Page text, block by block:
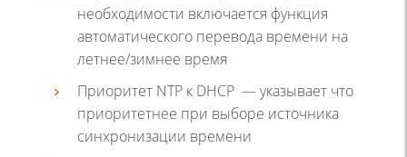
необходимости включается функция
автоматического перевода времени на
летнее/зимнее время
Приоритет NTP к DHCP — указывает что
приоритетнее при выборе источника
синхронизации времени